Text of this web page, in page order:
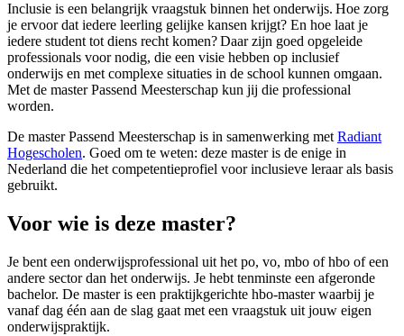
Inclusie is een belangrijk vraagstuk binnen het onderwijs. Hoe zorg
je ervoor dat iedere leerling gelijke kansen krijgt? En hoe laat je
iedere student tot diens recht komen? Daar zijn goed opgeleide
professionals voor nodig, die een visie hebben op inclusief
onderwijs en met complexe situaties in de school kunnen omgaan.
Met de master Passend Meesterschap kun jij die professional
worden.
De master Passend Meesterschap is in samenwerking metRadiant
Hogescholen. Goed om te weten: deze master is de enige in
Nederland die het competentieprofiel voor inclusieve leraar als basis
gebruikt.
Voor wie is deze master?
Je bent een onderwijsprofessional uit het po, vo, mbo of hbo of een
andere sector dan het onderwijs. Je hebt tenminste een afgeronde
bachelor. De master is een praktijkgerichte hbo-master waarbij je
vanaf dag één aan de slag gaat met een vraagstuk uit jouw eigen
onderwijspraktijk.